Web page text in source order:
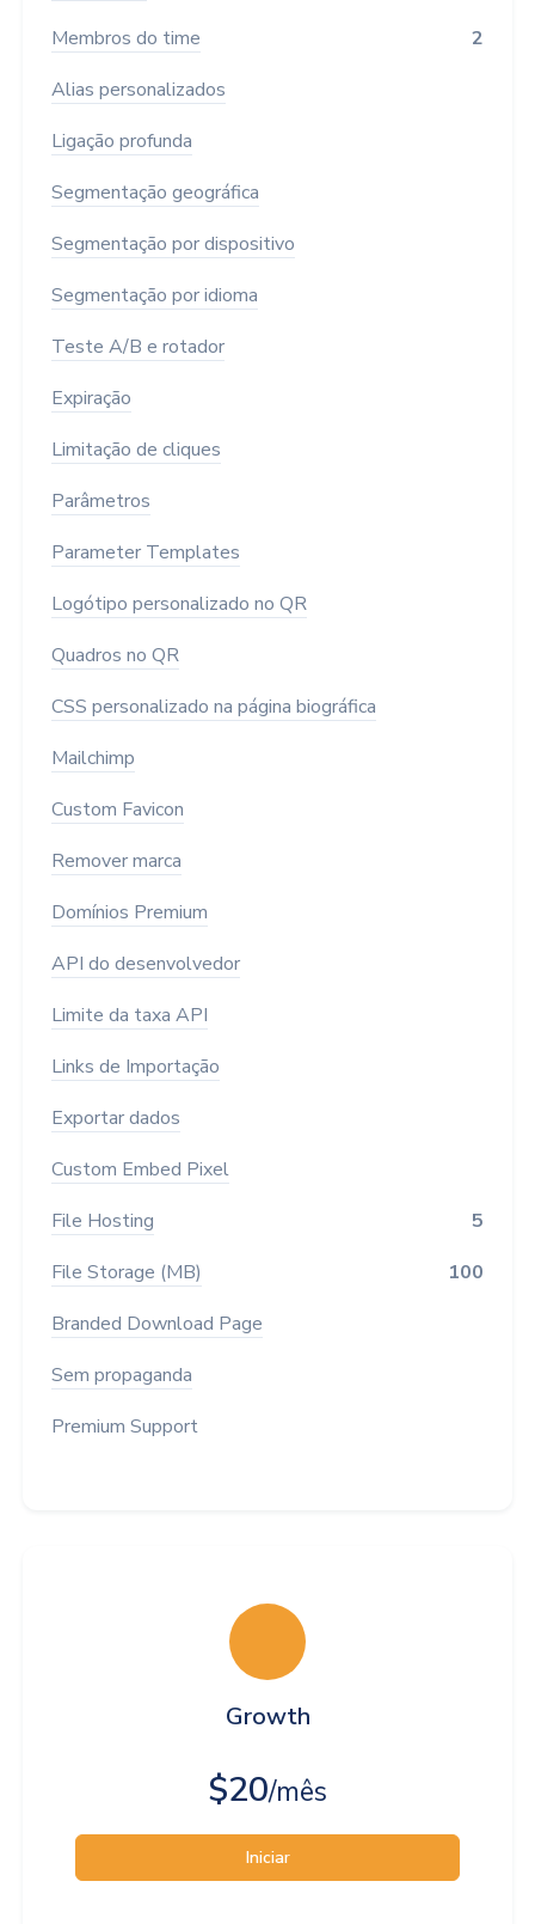
Membros do time
2
Alias personalizados
Ligação profunda
Segmentação geográfica
Segmentação por dispositivo
Segmentação por idioma
Teste A/B e rotador
Expiração
Limitação de cliques
Parâmetros
Parameter Templates
Logótipo personalizado no QR
Quadros no QR
CSS personalizado na página biográfica
Mailchimp
Custom Favicon
Remover marca
Domínios Premium
API do desenvolvedor
Limite da taxa API
Links de Importação
Exportar dados
Custom Embed Pixel
File Hosting
5
File Storage (MB)
100
Branded Download Page
Sem propaganda
Premium Support
Growth
$20/mês
Iniciar